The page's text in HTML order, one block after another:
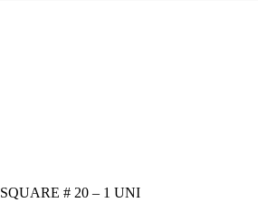
# 20 – 1 UNI